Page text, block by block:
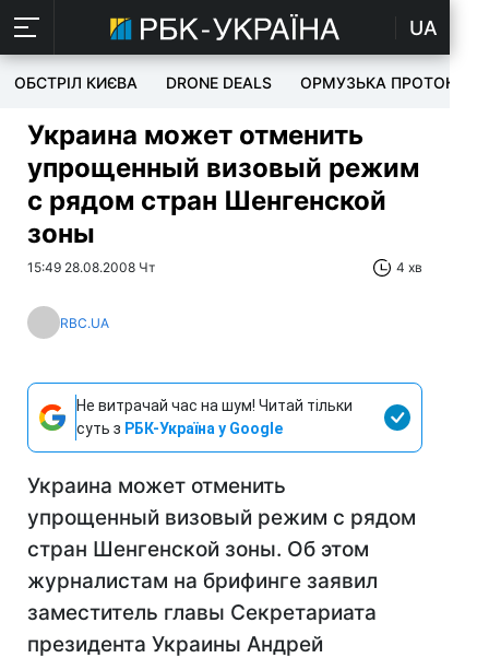
UA
ОБСТРІЛ КИЄВА DRONE DEALS ОРМУЗЬКА ПРОТОКА
Украина может отменить
упрощенный визовый режим
с рядом стран Шенгенской
зоны
15:49 28.08.2008 Чт 4 хв
RBC.UA
Не витрачай час на шум! Читай тільки
суть з РБК-Україна у Google
Украина может отменить
упрощенный визовый режим с рядом
стран Шенгенской зоны. Об этом
журналистам на брифинге заявил
заместитель главы Секретариата
президента Украины Андрей